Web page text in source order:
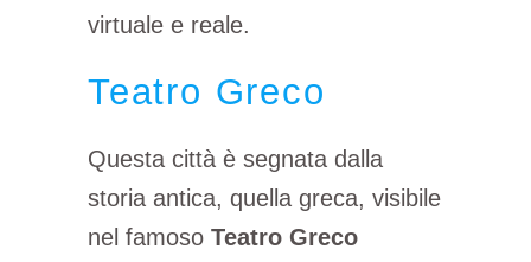
virtuale e reale.
Teatro Greco
Questa città è segnata dalla
storia antica, quella greca, visibile
nel famoso Teatro Greco